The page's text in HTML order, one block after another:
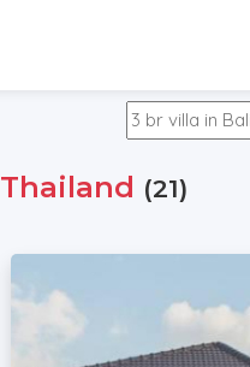
Thailand (21)